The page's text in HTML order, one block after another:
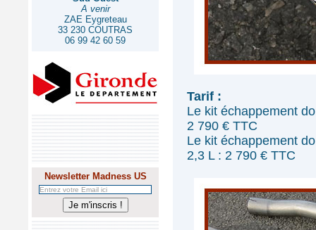
A venir
ZAE Eygreteau
33 230 COUTRAS
06 99 42 60 59
Newsletter Madness US
Tarif :
Le kit échappement
2 790 € TTC
Le kit échappement
2,3 L : 2 790 € TTC